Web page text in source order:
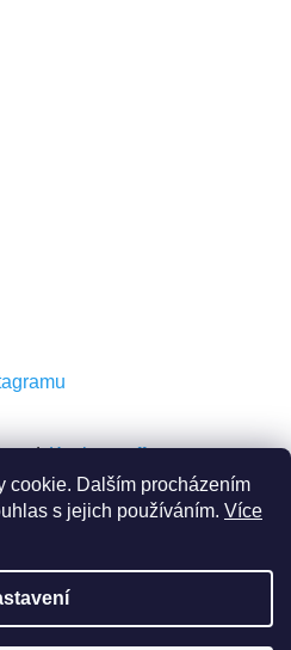
cookie. Dalším procházením
s jejich používáním. Více
Kosher-coffee.cz
Shoptet